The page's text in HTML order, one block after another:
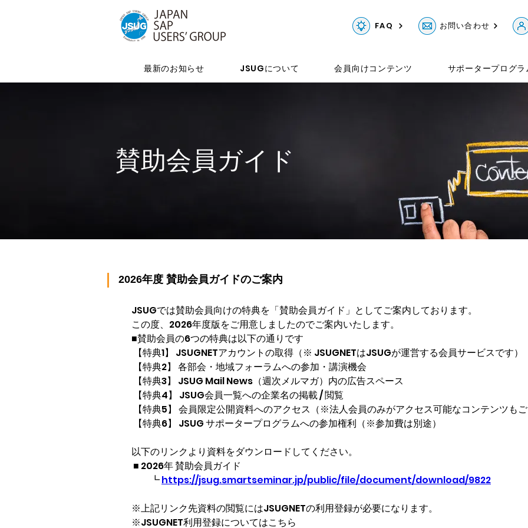
FAQ お問い合わせ
最新のお知らせ JSUGについて 会員向けコンテンツ サポータープログラ
賛助会員ガイド
2026年度 賛助会員ガイドのご案内
JSUGでは賛助会員向けの特典を「賛助会員ガイド」としてご案内しております。
この度、2026年度版をご用意しましたのでご案内いたします。
■賛助会員の6つの特典は以下の通りです
【特典1】 JSUGNETアカウントの取得（※ JSUGNETはJSUGが運営する会員サービスです）
【特典2】 各部会・地域フォーラムへの参加・講演機会
【特典3】 JSUG Mail News（週次メルマガ）内の広告スペース
【特典4】 JSUG会員一覧への企業名の掲載 / 閲覧
【特典5】 会員限定公開資料へのアクセス（※法人会員のみがアクセス可能なコンテンツもご
【特典6】 JSUG サポータープログラムへの参加権利（※参加費は別途）
以下のリンクより資料をダウンロードしてください。
■ 2026年 賛助会員ガイド
┗https://jsug.smartseminar.jp/public/file/document/download/9822
※上記リンク先資料の閲覧にはJSUGNETの利用登録が必要になります。
※JSUGNET利用登録についてはこちら